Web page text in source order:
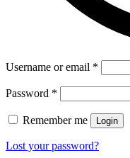
Username or email *
Password *
Remember me Login
Lost your password?